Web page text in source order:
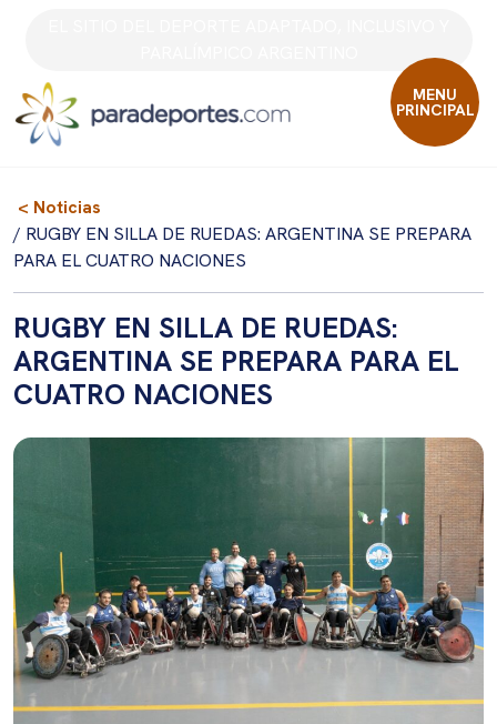
MENU
PRINCIPAL
< Noticias
/ RUGBY EN SILLA DE RUEDAS: ARGENTINA SE PREPARA
PARA EL CUATRO NACIONES
RUGBY EN SILLA DE RUEDAS:
ARGENTINA SE PREPARA PARA EL
CUATRO NACIONES